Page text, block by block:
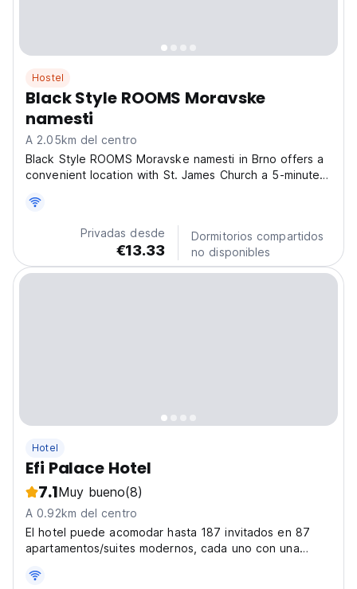
Hostel
Black Style ROOMS Moravske
namesti
A 2.05km del centro
Black Style ROOMS Moravske namesti in Brno offers a
convenient location with St. James Church a 5-minute
hostel features a lounge, lift, shared kitchen, electric
vehicle charging station, coffee shop, and...
Privadas desde
€13.33
Dormitorios compartidos
no disponibles
Hotel
Efi Palace Hotel
7.1Muy bueno(8)
A 0.92km del centro
El hotel puede acomodar hasta 187 invitados en 87
apartamentos/suites modernos, cada uno con una